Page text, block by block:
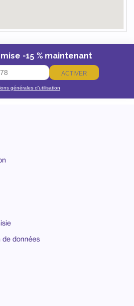
-15 % maintenant
ACTIVER
générales d’utilisation
de données